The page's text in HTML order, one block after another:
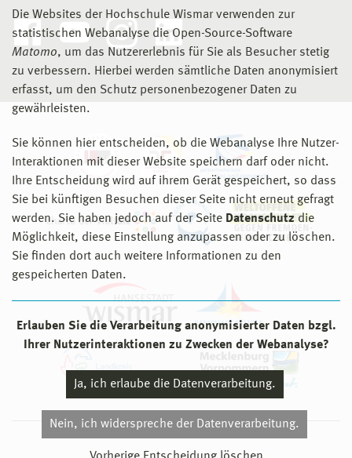
Die Websites der Hochschule Wismar verwenden zur
statistischen Webanalyse die Open-Source-Software
Matomo, um das Nutzererlebnis für Sie als Besucher stetig
zu verbessern. Hierbei werden sämtliche Daten anonymisiert
erfasst, um den Schutz personenbezogener Daten zu
gewährleisten.
Sie können hier entscheiden, ob die Webanalyse Ihre Nutzer-
Interaktionen mit dieser Website speichern darf oder nicht.
Ihre Entscheidung wird auf ihrem Gerät gespeichert, so dass
Sie bei künftigen Besuchen dieser Seite nicht erneut gefragt
werden. Sie haben jedoch auf der Seite Datenschutz die
Möglichkeit, diese Einstellung anzupassen oder zu löschen.
Sie finden dort auch weitere Informationen zu den
gespeicherten Daten.
Erlauben Sie die Verarbeitung anonymisierter Daten bzgl.
Ihrer Nutzerinteraktionen zu Zwecken der Webanalyse?
Ja, ich erlaube die Datenverarbeitung.
Nein, ich widerspreche der Datenverarbeitung.